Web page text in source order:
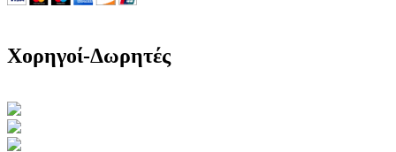
Χορηγοί-Δωρητές